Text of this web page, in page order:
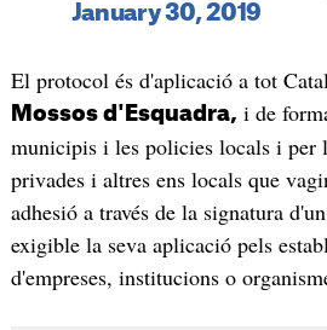
January 30, 2019
El protocol és d'aplicació a tot
Mossos d'Esquadra, i de
municipis i les policies locals i per
privades i altres ens locals que
adhesió a través de la signatura
exigible la seva aplicació pels
d'empreses, institucions o